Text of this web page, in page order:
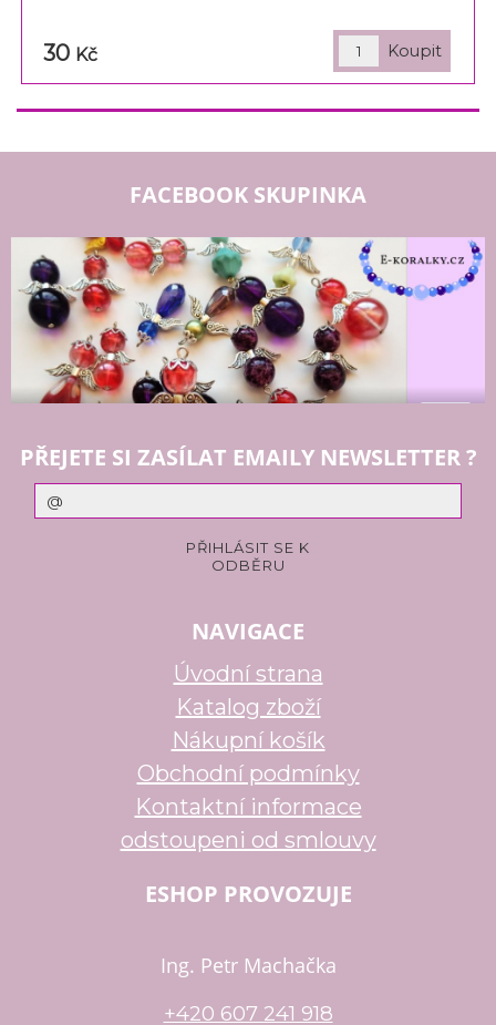
30 Kč
FACEBOOK SKUPINKA
PŘEJETE SI ZASÍLAT EMAILY NEWSLETTER ?
NAVIGACE
Úvodní strana
Katalog zboží
Nákupní košík
Obchodní podmínky
Kontaktní informace
odstoupeni od smlouvy
ESHOP PROVOZUJE
Ing. Petr Machačka
+420 607 241 918